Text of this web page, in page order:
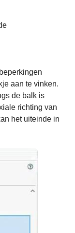
aan te vinken.
de balk is
richting van
het uiteinde in